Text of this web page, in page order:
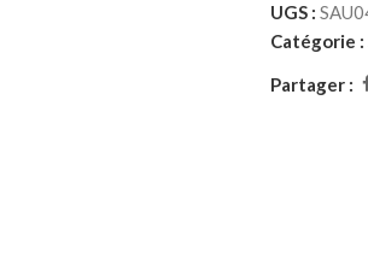
UGS :
Catégorie :
Partager :